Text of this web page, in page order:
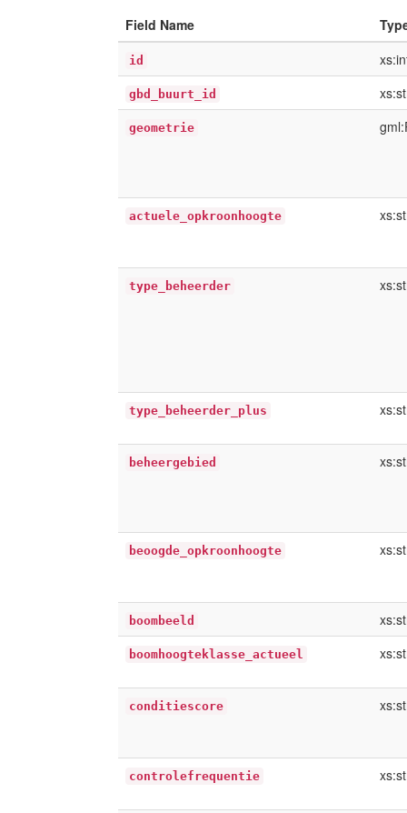
Field Name
id
gbd_buurt_id
geometrie
actuele_opkroonhoogte
type_beheerder
type_beheerder_plus
beheergebied
beoogde_opkroonhoogte
boombeeld
boomhoogteklasse_actueel
conditiescore
controlefrequentie